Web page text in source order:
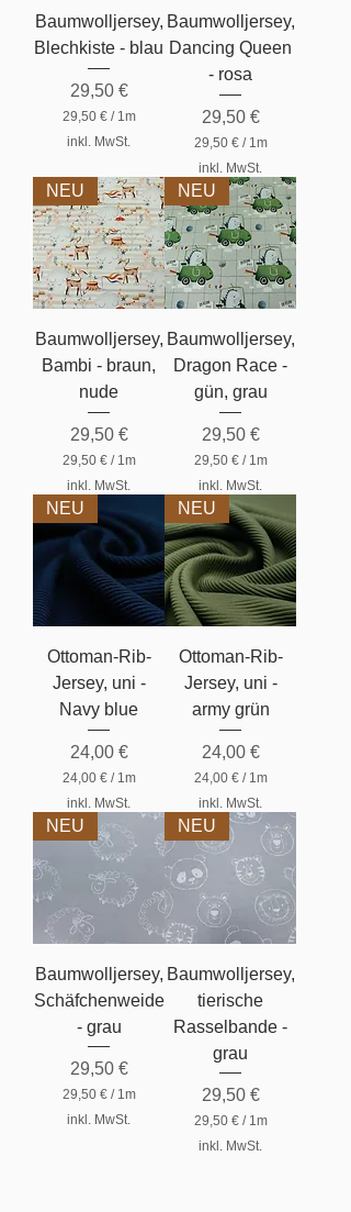
e
t
e
M
t
e
Baumwolljersey,
Blechkiste - blau
Preis
29,50 €
29,50 € / 1m
2
9
5
0
€
p
r
o
1
e
t
e
inkl. MwSt.
Baumwolljersey,
Dancing Queen
- rosa
Preis
29,50 €
29,50 € / 1m
2
9
,
5
0
€
p
r
o
M
e
e
inkl. MwSt.
NEU
Baumwolljersey,
Bambi - braun,
nude
Preis
29,50 €
29,50 € / 1m
9
5
0
€
p
o
M
t
e
inkl. MwSt.
NEU
Baumwolljersey,
Dragon Race -
gün, grau
Preis
29,50 €
29,50 € / 1m
9
,
5
0
€
p
r
o
M
t
e
inkl. MwSt.
NEU
Ottoman-Rib-
Jersey, uni -
Navy blue
Preis
24,00 €
24,00 € / 1m
4
,
0
0
€
p
o
M
t
e
inkl. MwSt.
NEU
Ottoman-Rib-
Jersey, uni -
army grün
Preis
24,00 €
24,00 € / 1m
4
,
0
0
p
o
M
t
e
inkl. MwSt.
NEU
Baumwolljersey,
Schäfchenweide
- grau
Preis
29,50 €
29,50 € / 1m
2
9
inkl. MwSt.
NEU
Baumwolljersey,
tierische
Rasselbande -
grau
Preis
29,50 €
29,50 € / 1m
2
9
inkl. MwSt.